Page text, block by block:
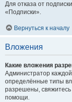
Для отказа от
«Подписки».
Вернуться к началу
Вложения
Какие вложения
Администратор
определённые типы
разрешены,
помощи.